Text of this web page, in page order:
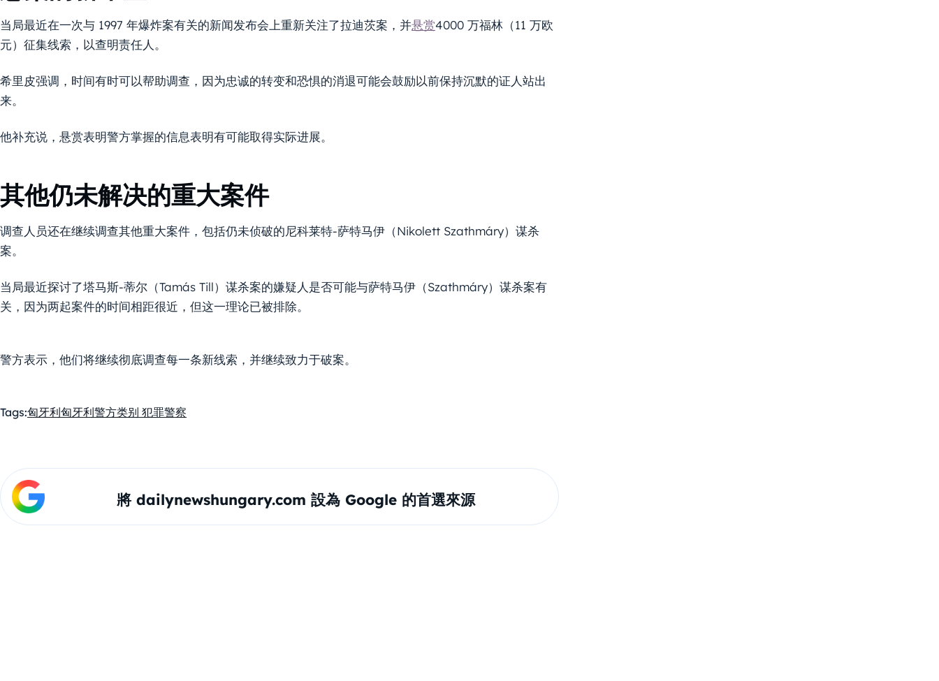
当局最近在一次与 1997 年爆炸案有关的新闻发布会上重新关注了拉迪茨案，并悬赏4000 万福林（11 万欧
元）征集线索，以查明责任人。
希里皮强调，时间有时可以帮助调查，因为忠诚的转变和恐惧的消退可能会鼓励以前保持沉默的证人站出
来。
他补充说，悬赏表明警方掌握的信息表明有可能取得实际进展。
其他仍未解决的重大案件
调查人员还在继续调查其他重大案件，包括仍未侦破的尼科莱特-萨特马伊（Nikolett Szathmáry）谋杀
案。
当局最近探讨了塔马斯-蒂尔（Tamás Till）谋杀案的嫌疑人是否可能与萨特马伊（Szathmáry）谋杀案有
关，因为两起案件的时间相距很近，但这一理论已被排除。
警方表示，他们将继续彻底调查每一条新线索，并继续致力于破案。
Tags:匈牙利匈牙利警方类别 犯罪警察
將 dailynewshungary.com 設為 Google 的首選來源